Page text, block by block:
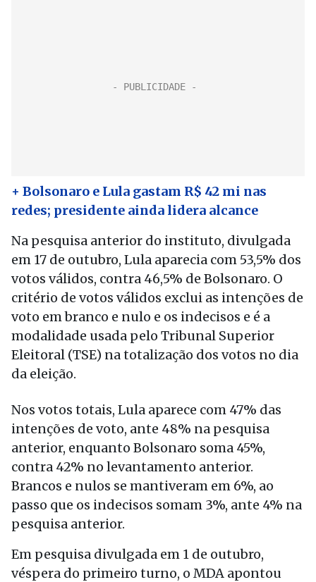
+ Bolsonaro e Lula gastam R$ 42 mi nas
redes; presidente ainda lidera alcance
Na pesquisa anterior do instituto, divulgada
em 17 de outubro, Lula aparecia com 53,5% dos
votos válidos, contra 46,5% de Bolsonaro. O
critério de votos válidos exclui as intenções de
voto em branco e nulo e os indecisos e é a
modalidade usada pelo Tribunal Superior
Eleitoral (TSE) na totalização dos votos no dia
da eleição.
Nos votos totais, Lula aparece com 47% das
intenções de voto, ante 48% na pesquisa
anterior, enquanto Bolsonaro soma 45%,
contra 42% no levantamento anterior.
Brancos e nulos se mantiveram em 6%, ao
passo que os indecisos somam 3%, ante 4% na
pesquisa anterior.
Em pesquisa divulgada em 1 de outubro,
véspera do primeiro turno, o MDA apontou